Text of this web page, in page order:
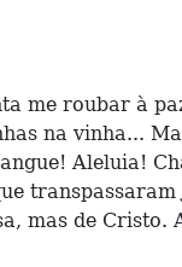
me roubar à
na vinha...
Aleluia!
mas de Cristo.